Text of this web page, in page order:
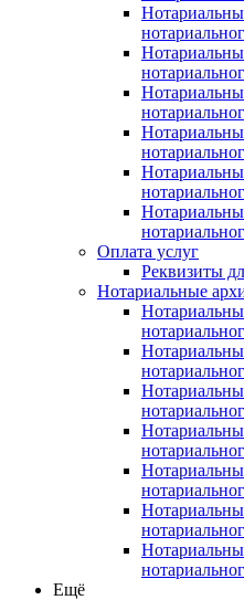
Оплата услуг
Реквизиты
Нотариальные
Ещё